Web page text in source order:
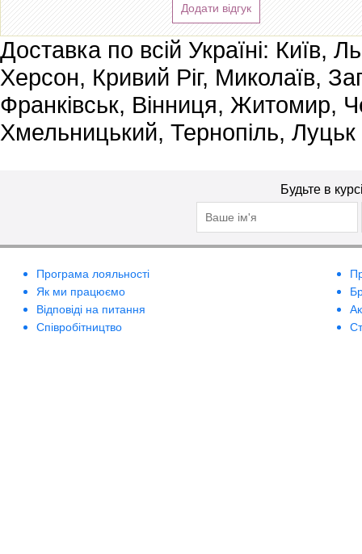
Додати відгук
Доставка по всій Україні: Київ,
Херсон, Кривий Ріг, Миколаїв,
Франківськ, Вінниця, Житомир,
Хмельницький, Тернопіль, Луцьк
Будьте в
Програма лояльності
Як ми працюємо
Відповіді на питання
Співробітництво